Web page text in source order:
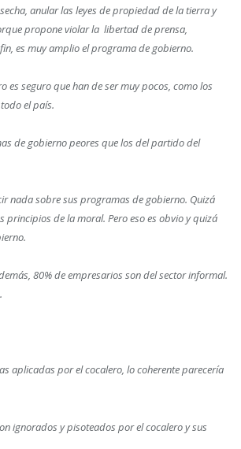
anular las leyes de propiedad de la tierra y
propone violar la libertad de prensa,
es muy amplio el programa de gobierno.
seguro que han de ser muy pocos, como los
el país.
de gobierno peores que los del partido del
nada sobre sus programas de gobierno. Quizá
principios de la moral. Pero eso es obvio y quizá
80% de empresarios son del sector informal.
aplicadas por el cocalero, lo coherente parecería
ignorados y pisoteados por el cocalero y sus